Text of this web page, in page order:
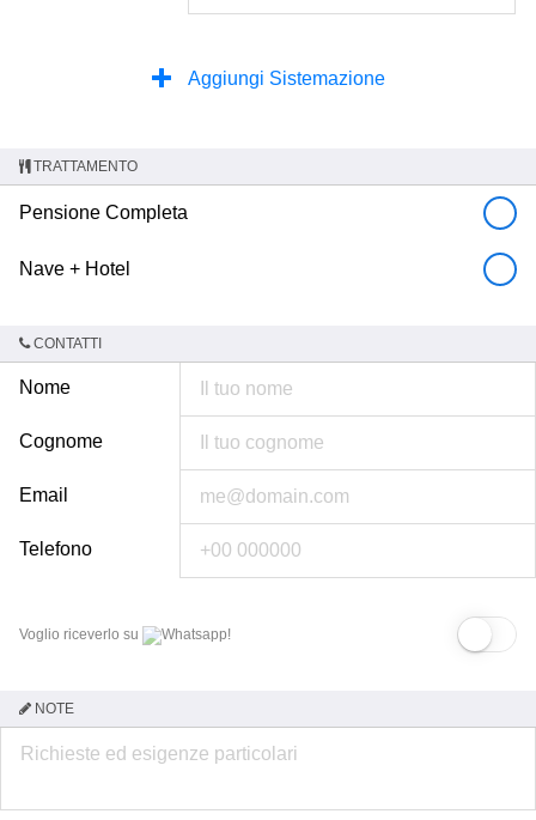
Aggiungi Sistemazione
TRATTAMENTO
Pensione Completa
Nave + Hotel
CONTATTI
Nome
Cognome
Email
Telefono
Voglio riceverlo su Whatsapp!
NOTE